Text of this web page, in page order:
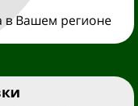
в Вашем регионе